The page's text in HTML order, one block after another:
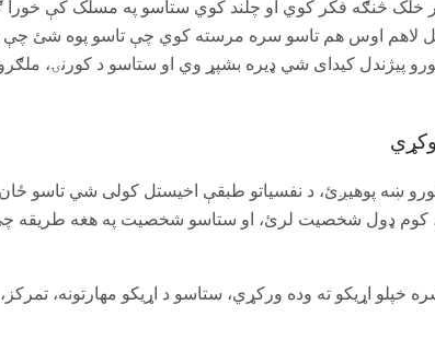
خلک څنګه فکر کوي او چلند کوي ستاسو په مسلک کې خورا
لاهم اوس هم تاسو سره مرسته کوي چې تاسو پوه شئ
پیژندل کیدای شي ډیره بشپړ وي او ستاسو د کورنۍ،
ښه پوهیږئ، د نفسیاتو طبقې اخیستل کولی شي تاسو
ډول شخصیت لرئ، او ستاسو شخصیت په هغه طریقه
اړیکو ته وده ورکړي، ستاسو د اړیکو مهارتونه،